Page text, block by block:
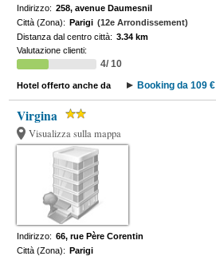
Indirizzo: 258, avenue Daumesnil
Città (Zona): Parigi (12e Arrondissement)
Distanza dal centro città: 3.34 km
Valutazione clienti:
4/ 10
Hotel offerto anche da Booking da 109 €
Virgina
Visualizza sulla mappa
Indirizzo: 66, rue Père Corentin
Città (Zona): Parigi